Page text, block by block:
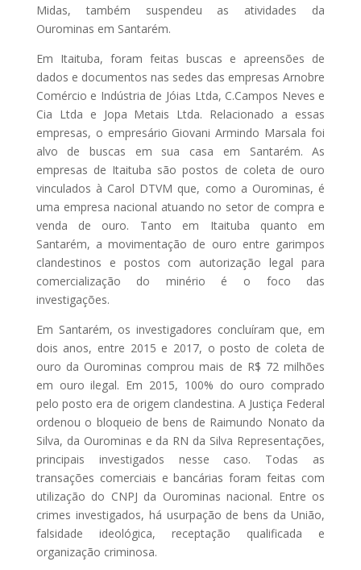
Midas, também suspendeu as atividades da
Ourominas em Santarém.
Em Itaituba, foram feitas buscas e apreensões de
dados e documentos nas sedes das empresas Arnobre
Comércio e Indústria de Jóias Ltda, C.Campos Neves e
Cia Ltda e Jopa Metais Ltda. Relacionado a essas
empresas, o empresário Giovani Armindo Marsala foi
alvo de buscas em sua casa em Santarém. As
empresas de Itaituba são postos de coleta de ouro
vinculados à Carol DTVM que, como a Ourominas, é
uma empresa nacional atuando no setor de compra e
venda de ouro. Tanto em Itaituba quanto em
Santarém, a movimentação de ouro entre garimpos
clandestinos e postos com autorização legal para
comercialização do minério é o foco das
investigações.
Em Santarém, os investigadores concluíram que, em
dois anos, entre 2015 e 2017, o posto de coleta de
ouro da Ourominas comprou mais de R$ 72 milhões
em ouro ilegal. Em 2015, 100% do ouro comprado
pelo posto era de origem clandestina. A Justiça Federal
ordenou o bloqueio de bens de Raimundo Nonato da
Silva, da Ourominas e da RN da Silva Representações,
principais investigados nesse caso. Todas as
transações comerciais e bancárias foram feitas com
utilização do CNPJ da Ourominas nacional. Entre os
crimes investigados, há usurpação de bens da União,
falsidade ideológica, receptação qualificada e
organização criminosa.